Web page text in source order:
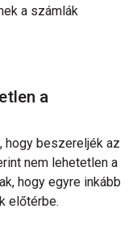
a számlák
a
hogy beszereljék az
nem lehetetlen a
hogy egyre inkább
előtérbe.